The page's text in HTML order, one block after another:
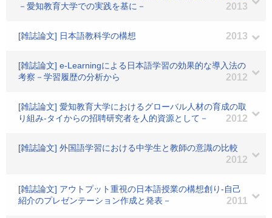
－愛知教育大学での実践を基に－
2013
[雑誌論文] 日本語教科学の構想 2013
[雑誌論文] e-Learningによる日本語学習の効果的な導入法の
考察－学習履歴の分析から
2012
[雑誌論文] 愛知教育大学におけるグローバル人材の育成の取
り組み-タイからの招聘研究者を人的資源として－
2012
[雑誌論文] 外国語学習における中学生と教師の意識の比較
2012
[雑誌論文] アウトプット重視の日本語授業の構想創り-自己
紹介のプレゼンテーション作成と発表－
2011